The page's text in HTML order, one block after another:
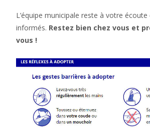
L’équipe municipale reste à votre
informés. Restez bien chez vous et
vous !